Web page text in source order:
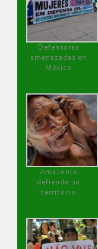
Defensoras
amenazadas en
México
Amazonía
defiende su
territorio